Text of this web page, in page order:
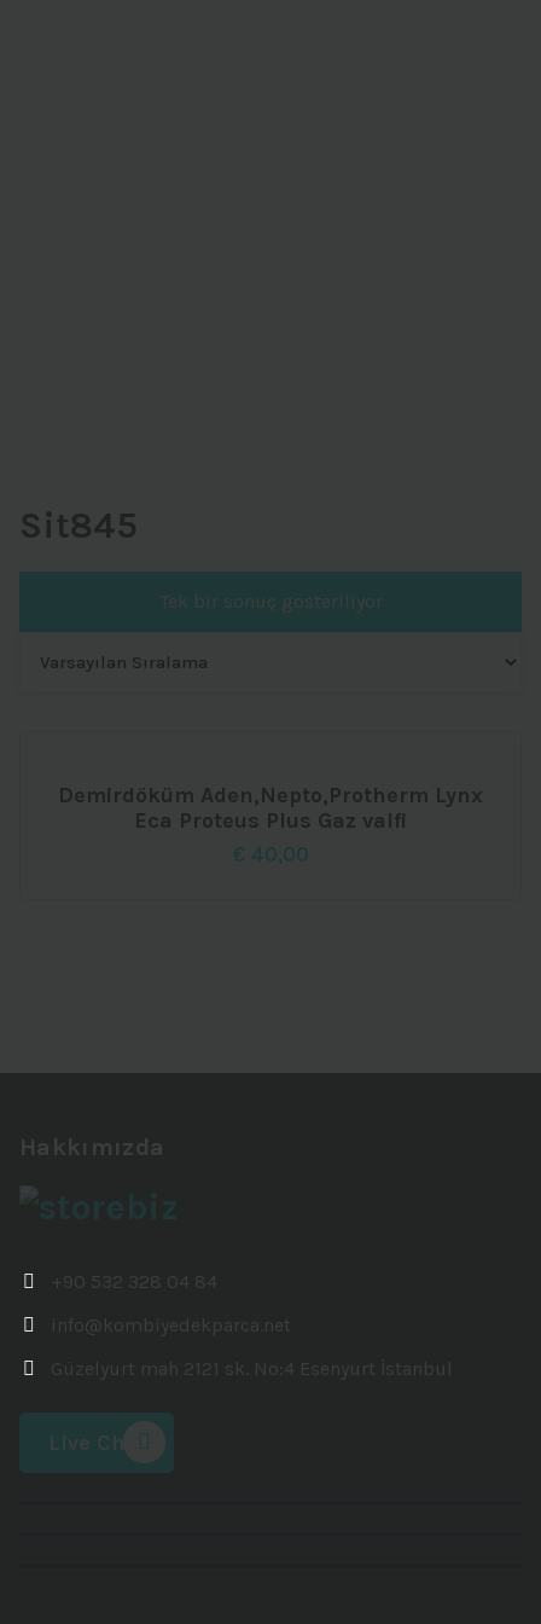
Sit845
Tek bir sonuç gösteriliyor
Demirdöküm Aden,Nepto,Protherm Lynx
Eca Proteus Plus Gaz valfi
€ 40,00
Hakkımızda
+90 532 328 04 84
info@kombiyedekparca.net
Güzelyurt mah 2121 sk. No:4 Esenyurt İstanbul
Live Chat